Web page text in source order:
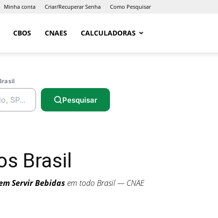
Minha conta Criar/Recuperar Senha Como Pesquisar
CBOS CNAES CALCULADORAS
Pesquisar
Brasil
Servir Bebidas em todo Brasil — CNAE